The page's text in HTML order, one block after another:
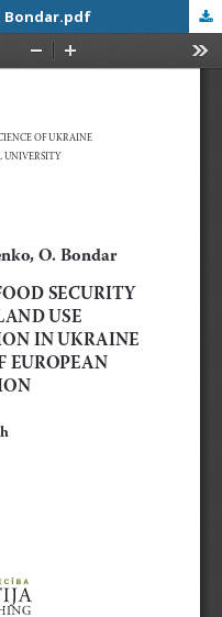
Bondar.pdf